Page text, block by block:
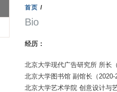
首页 /
Bio
经历：
北京大学现代广告研究所 所长
北京大学图书馆 副馆长（2020-
北京大学艺术学院 创意设计与